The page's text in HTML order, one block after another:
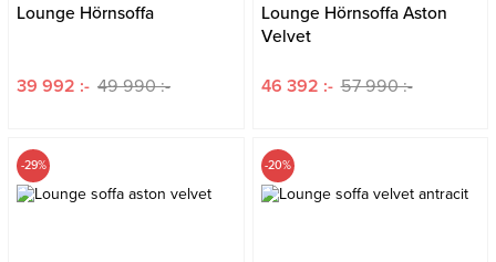
Lounge Hörnsoffa
39 992 :- 49 990 :-
Lounge Hörnsoffa Aston
Velvet
46 392 :- 57 990 :-
-29% -20%